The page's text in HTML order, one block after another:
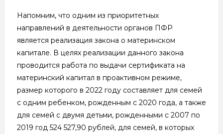
Напомним, что одним из приоритетных
направлений в деятельности органов ПФР
является реализация закона о материнском
капитале. В целях реализации данного закона
проводится работа по выдачи сертификата на
материнский капитал в проактивном режиме,
размер которого в 2022 году составляет для семей
с одним ребенком, рожденным с 2020 года, а также
для семей с двумя детьми, рожденными с 2007 по
2019 год 524 527,90 рублей, для семей, в которых